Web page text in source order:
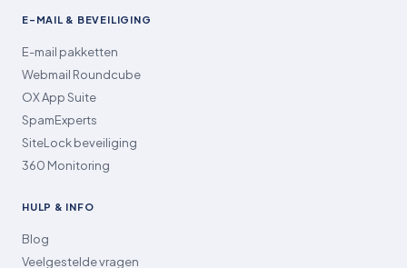
E-MAIL & BEVEILIGING
E-mail pakketten
Webmail Roundcube
OX App Suite
SpamExperts
SiteLock beveiliging
360 Monitoring
HULP & INFO
Blog
Veelgestelde vragen